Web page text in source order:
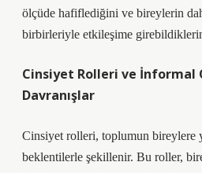
ölçüde hafiflediğini ve bireylerin
birbirleriyle etkileşime
Cinsiyet Rolleri ve İnformal
Davranışlar
Cinsiyet rolleri, toplumun bireylere
beklentilerle şekillenir. Bu roller,